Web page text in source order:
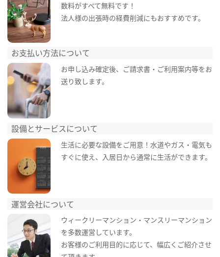
数料がすべて無料です！
法人様の出張時の経費削減にもおすすめです。
お支払い方法について
お申し込み確定後、ご請求書・ご利用案内等をお
送り致します。
設備とサービスについて
生活に必要な設備をご用意！水道やガス・電気も
すぐに使え、入居日から通常に生活ができます。
運営会社について
ウィークリーマンション・マンスリーマンション
を多数運営しています。
お客様のご利用目的に応じて、幅広くご紹介させ